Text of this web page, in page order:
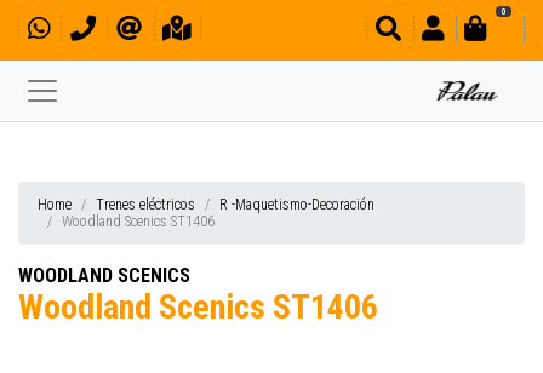
0
Home Trenes eléctricos
R -Maquetismo-Decoración
Woodland Scenics ST1406
WOODLAND SCENICS
Woodland Scenics ST1406